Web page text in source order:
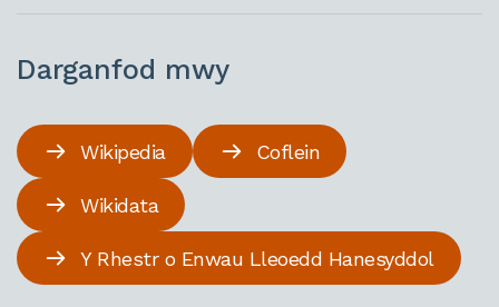
Darganfod mwy
Wikipedia Coflein
Wikidata
Y Rhestr o Enwau Lleoedd Hanesyddol